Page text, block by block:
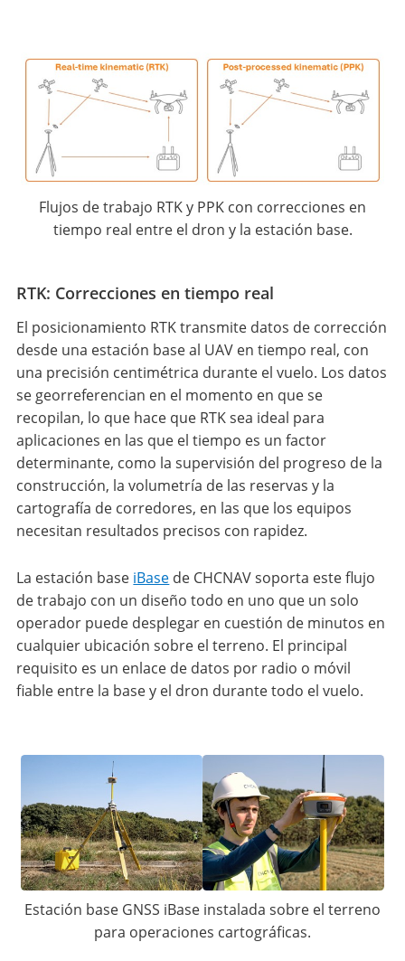
Flujos de trabajo RTK y PPK con correcciones en
tiempo real entre el dron y la estación base.
RTK: Correcciones en tiempo real
El posicionamiento RTK transmite datos de corrección
desde una estación base al UAV en tiempo real, con
una precisión centimétrica durante el vuelo. Los datos
se georreferencian en el momento en que se
recopilan, lo que hace que RTK sea ideal para
aplicaciones en las que el tiempo es un factor
determinante, como la supervisión del progreso de la
construcción, la volumetría de las reservas y la
cartografía de corredores, en las que los equipos
necesitan resultados precisos con rapidez.
La estación base iBase de CHCNAV soporta este flujo
de trabajo con un diseño todo en uno que un solo
operador puede desplegar en cuestión de minutos en
cualquier ubicación sobre el terreno. El principal
requisito es un enlace de datos por radio o móvil
fiable entre la base y el dron durante todo el vuelo.
Estación base GNSS iBase instalada sobre el terreno
para operaciones cartográficas.